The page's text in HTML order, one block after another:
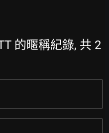
的暱稱紀錄, 共 2